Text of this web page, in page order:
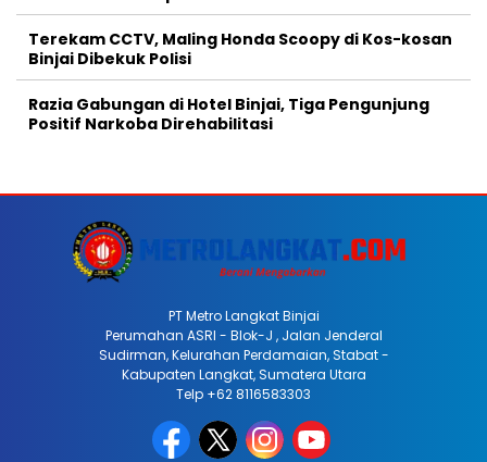
Terekam CCTV, Maling Honda Scoopy di Kos-kosan
Binjai Dibekuk Polisi
Razia Gabungan di Hotel Binjai, Tiga Pengunjung
Positif Narkoba Direhabilitasi
PT Metro Langkat Binjai
Perumahan ASRI - Blok-J , Jalan Jenderal
Sudirman, Kelurahan Perdamaian, Stabat -
Kabupaten Langkat, Sumatera Utara
Telp +62 8116583303